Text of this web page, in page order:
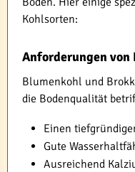
Kohlsorten:
Anforderungen
Blumenkohl und
die Bodenqualität
Einen
Gute
Ausreichend